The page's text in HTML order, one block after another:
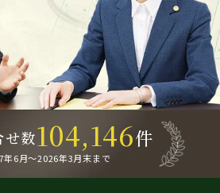
せ数104,146件
6月～2026年3月末まで